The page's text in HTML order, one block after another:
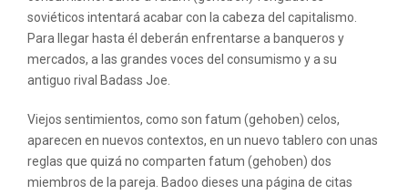
soviéticos intentará acabar con la cabeza del capitalismo.
Para llegar hasta él deberán enfrentarse a banqueros y
mercados, a las grandes voces del consumismo y a su
antiguo rival Badass Joe.
Viejos sentimientos, como son fatum (gehoben) celos,
aparecen en nuevos contextos, en un nuevo tablero con unas
reglas que quizá no comparten fatum (gehoben) dos
miembros de la pareja. Badoo dieses una página de citas